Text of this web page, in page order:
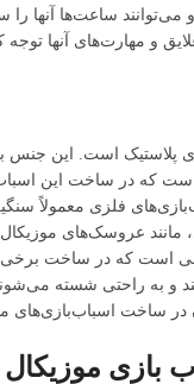
ساعت‌ها آنها را
و مهارت‌های آنها
است. این جنس
که در ساخت این
فلزی معمولاً
عروسک‌های
که در ساخت برخی از
و به راحتی شسته
در ساخت اسباب‌بازی‌های
بازی